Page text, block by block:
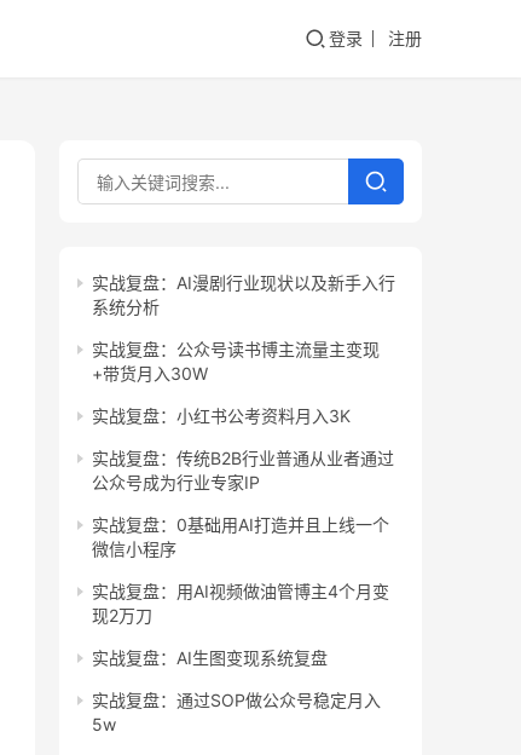
登录 注册
实战复盘：AI漫剧行业现状以及新手入行
系统分析
实战复盘：公众号读书博主流量主变现
+带货月入30W
实战复盘：小红书公考资料月入3K
实战复盘：传统B2B行业普通从业者通过
公众号成为行业专家IP
实战复盘：0基础用AI打造并且上线一个
微信小程序
实战复盘：用AI视频做油管博主4个月变
现2万刀
实战复盘：AI生图变现系统复盘
实战复盘：通过SOP做公众号稳定月入
5w